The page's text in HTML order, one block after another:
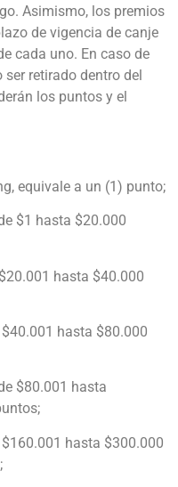
Asimismo, los premios
de vigencia de canje
cada uno. En caso de
retirado dentro del
los puntos y el
equivale a un (1) punto;
$1 hasta $20.000
hasta $40.000
hasta $80.000
$80.001 hasta
;
hasta $300.000
;